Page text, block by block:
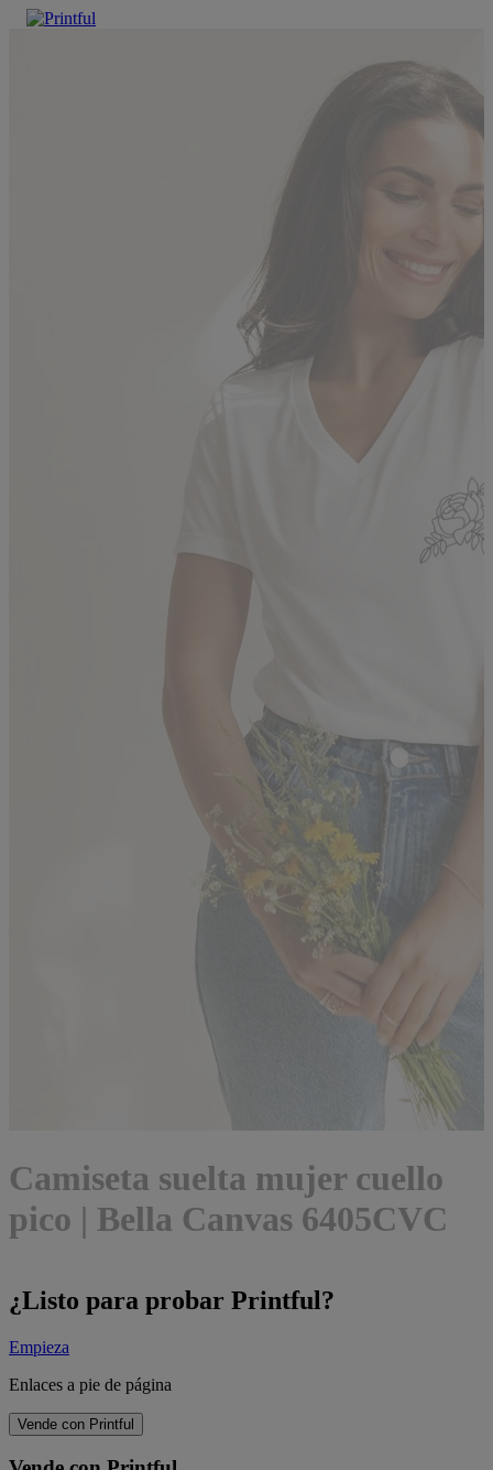
Camiseta suelta mujer cuello
pico | Bella Canvas 6405CVC
¿Listo para probar Printful?
Empieza
Enlaces a pie de página
Vende con Printful